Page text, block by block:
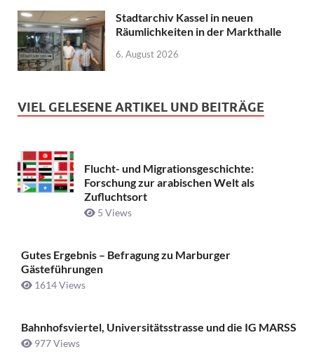
Stadtarchiv Kassel in neuen
Räumlichkeiten in der Markthalle
6. August 2026
VIEL GELESENE ARTIKEL UND BEITRÄGE
Flucht- und Migrationsgeschichte:
Forschung zur arabischen Welt als
Zufluchtsort
5 Views
Gutes Ergebnis – Befragung zu Marburger
Gästeführungen
1614 Views
Bahnhofsviertel, Universitätsstrasse und die IG MARSS
977 Views